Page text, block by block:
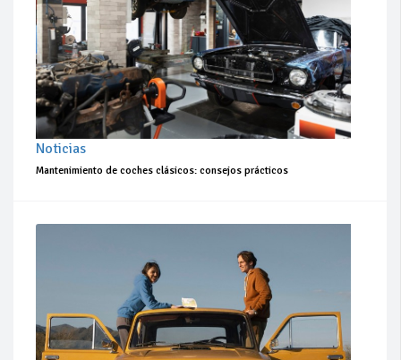
Noticias
Mantenimiento de coches clásicos: consejos prácticos